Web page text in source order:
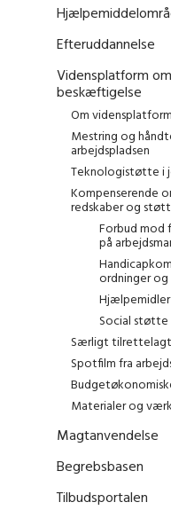
Efteruddannelse
Vidensplatform
beskæftigelse
Om
Mestring og
arbejdspladsen
Teknologistøtte i
Kompenserende
redskaber og
Forbud mod
på
ordninger og
Social støtte
Særligt
Spotfilm fra
Materialer og
Magtanvendelse
Begrebsbasen
Tilbudsportalen